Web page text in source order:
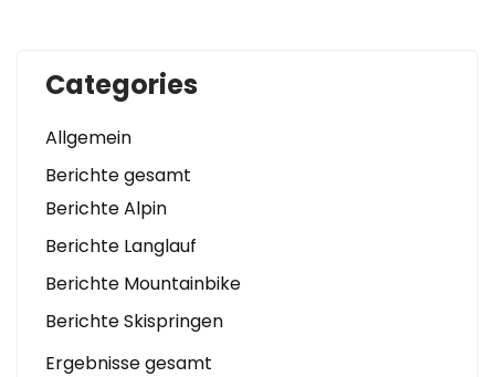
Categories
Allgemein
Berichte gesamt
Berichte Alpin
Berichte Langlauf
Berichte Mountainbike
Berichte Skispringen
Ergebnisse gesamt